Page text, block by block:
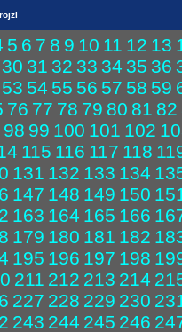
5 6 7 8 9 10 11 12 13
30 31 32 33 34 35 36
53 54 55 56 57 58 59
76 77 78 79 80 81 82
98 99 100 101 102
115 116 117 118
131 132 133 134
147 148 149 150
163 164 165 166
179 180 181 182
195 196 197 198
211 212 213 214
227 228 229 230
243 244 245 246